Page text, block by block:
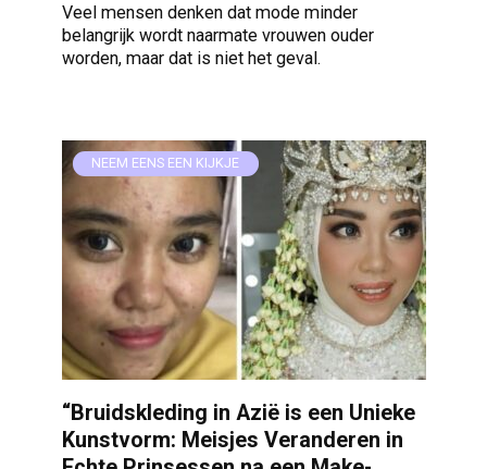
Veel mensen denken dat mode minder
belangrijk wordt naarmate vrouwen ouder
worden, maar dat is niet het geval.
NEEM EENS EEN KIJKJE
“Bruidskleding in Azië is een Unieke
Kunstvorm: Meisjes Veranderen in